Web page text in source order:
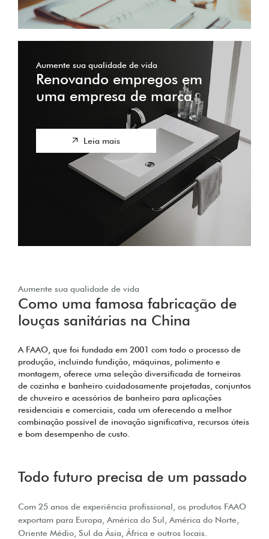
Aumente sua qualidade de vida
Renovando empregos em
uma empresa de marca
Leia mais
Aumente sua qualidade de vida
Como uma famosa fabricação de
louças sanitárias na China
A FAAO, que foi fundada em 2001 com todo o processo de
produção, incluindo fundição, máquinas, polimento e
montagem, oferece uma seleção diversificada de torneiras
de cozinha e banheiro cuidadosamente projetadas, conjuntos
de chuveiro e acessórios de banheiro para aplicações
residenciais e comerciais, cada um oferecendo a melhor
combinação possível de inovação significativa, recursos úteis
e bom desempenho de custo.
Todo futuro precisa de um passado
Com 25 anos de experiência profissional, os produtos FAAO
exportam para Europa, América do Sul, América do Norte,
Oriente Médio, Sul da Ásia, África e outros locais.